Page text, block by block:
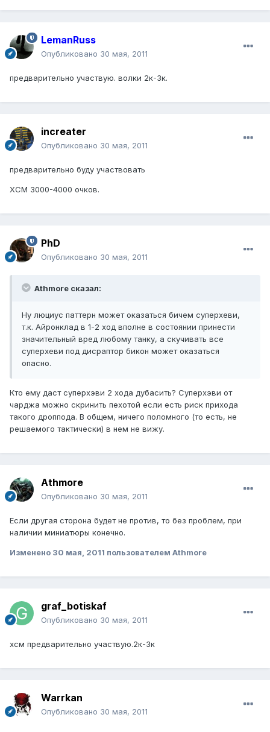
LemanRuss
Опубликовано 30 мая, 2011
предварительно участвую. волки 2к-3к.
increater
Опубликовано 30 мая, 2011
предварительно буду участвовать
ХСМ 3000-4000 очков.
PhD
Опубликовано 30 мая, 2011
Athmore сказал:
Ну люциус паттерн может оказаться бичем суперхеви,
т.к. Айронклад в 1-2 ход вполне в состоянии принести
значительный вред любому танку, а скучивать все
суперхеви под дисраптор бикон может оказаться
опасно.
Кто ему даст суперхэви 2 хода дубасить? Суперхэви от
чарджа можно скринить пехотой если есть риск прихода
такого дроппода. В общем, ничего поломного (то есть, не
решаемого тактически) в нем не вижу.
Athmore
Опубликовано 30 мая, 2011
Если другая сторона будет не против, то без проблем, при
наличии миниатюры конечно.
Изменено 30 мая, 2011 пользователем Athmore
graf_botiskaf
Опубликовано 30 мая, 2011
хсм предварительно участвую.2к-3к
Warrkan
Опубликовано 30 мая, 2011